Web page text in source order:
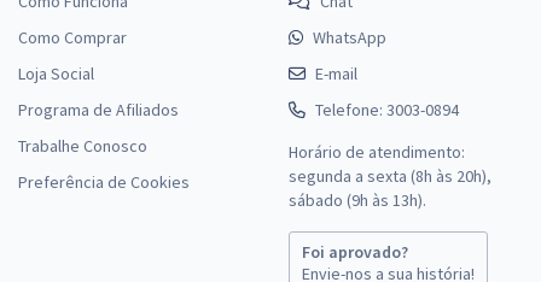
Como Comprar
Loja Social
Programa de Afiliados
Trabalhe Conosco
Preferência de Cookies
WhatsApp
E-mail
Telefone: 3003-0894
Horário de atendimento:
segunda a sexta (8h às 20h),
sábado (9h às 13h).
Foi aprovado?
Envie-nos a sua história!